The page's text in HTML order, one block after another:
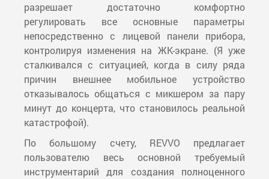
разрешает достаточно комфортно
регулировать все основные параметры
непосредственно с лицевой панели прибора,
контролируя изменения на ЖК-экране. (Я уже
сталкивался с ситуацией, когда в силу ряда
причин внешнее мобильное устройство
отказывалось общаться с микшером за пару
минут до концерта, что становилось реальной
катастрофой).
По большому счету, REVVO предлагает
пользователю весь основной требуемый
инструментарий для создания полноценного